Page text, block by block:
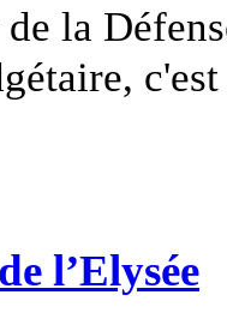
la
l’Elysée